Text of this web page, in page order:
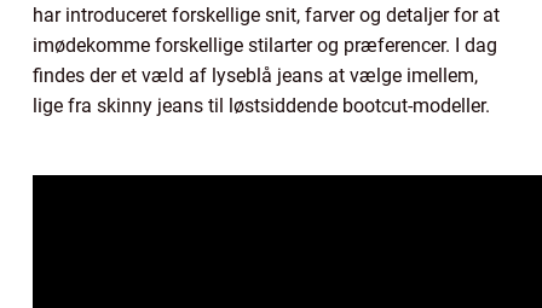
har introduceret forskellige snit, farver og detaljer for at
imødekomme forskellige stilarter og præferencer. I dag
findes der et væld af lyseblå jeans at vælge imellem,
lige fra skinny jeans til løstsiddende bootcut-modeller.